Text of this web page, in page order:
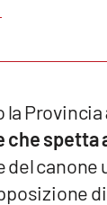
la Provincia
che spetta
canone